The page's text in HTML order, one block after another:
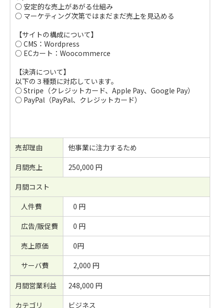
○ 安定的な売上があがる仕組み
○ マーケティング次第ではまだまだ売上を見込める
【サイトの構成について】
○ CMS：Wordpress
○ ECカート：Woocommerce
【決済について】
以下の３種類に対応しています。
○ Stripe（クレジットカード、Apple Pay、Google Pay）
○ PayPal（PayPal、クレジットカード）
売却理由
他事業に注力するため
月間売上
250,000 円
月間コスト
人件費
0 円
広告/販促費
0 円
売上原価
0円
サーバ費
2,000 円
月間営業利益
248,000 円
カテゴリ
ビジネス